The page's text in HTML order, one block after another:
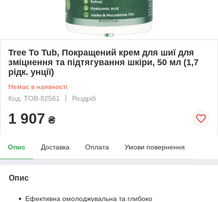
Tree To Tub, Покращений крем для шиї для
зміцнення та підтягування шкіри, 50 мл (1,7
рідк. унції)
Немає в наявності
Код: TOB-82561
Роздріб
1 907 ₴
Опис Доставка Оплата Умови повернення
Опис
Ефективна омолоджувальна та глибоко